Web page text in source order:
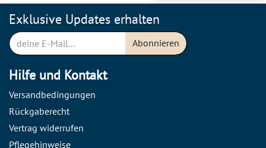
Hilfe und Kontakt
Versandbedingungen
Rückgaberecht
Vertrag widerrufen
Pflegehinweise
Exklusive Updates erhalten
Abonnieren